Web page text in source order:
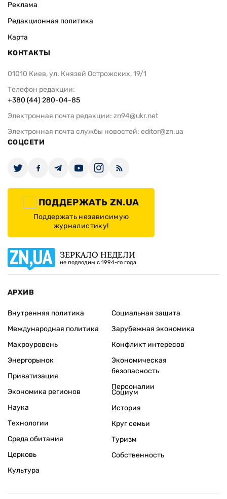
Реклама
Редакционная политика
Карта
КОНТАКТЫ
01010 Киев, ул. Князей Острожских, 19/1
Телефон редакции:
+380 (44) 280-04-85
Электронная почта редакции: zn94@ukr.net
Электронная почта службы новостей: editor@zn.ua
СОЦСЕТИ
ПОДДЕРЖАТЬ ZN.UA
Поддержать независимую
журналистику!
ЗЕРКАЛО НЕДЕЛИ
не подводим с 1994-го года
АРХИВ
Внутренняя политика
Международная политика
Макроуровень
Энергорынок
Приватизация
Экономика регионов
Социальная защита
Зарубежная экономика
Конфликт интересов
Экономическая
безопасность
Персоналии
Наука
Технологии
Среда обитания
Церковь
Культура
Социум
История
Круг семьи
Туризм
Собственность